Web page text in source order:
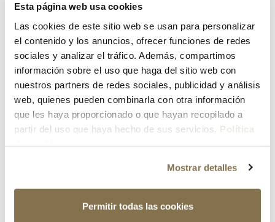
Esta página web usa cookies
Las cookies de este sitio web se usan para personalizar
el contenido y los anuncios, ofrecer funciones de redes
sociales y analizar el tráfico. Además, compartimos
información sobre el uso que haga del sitio web con
nuestros partners de redes sociales, publicidad y análisis
web, quienes pueden combinarla con otra información
que les haya proporcionado o que hayan recopilado a
partir del uso que haya hecho de sus servicios. Política
Mostrar detalles
Permitir todas las cookies
¿Has olvidado tu contraseña?